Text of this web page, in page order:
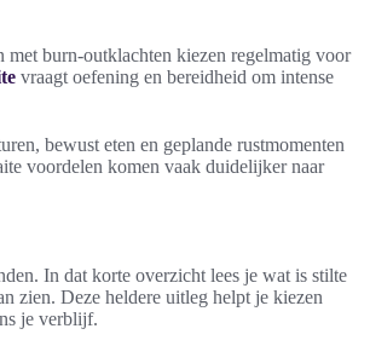
burn-outklachten kiezen regelmatig voor
vraagt oefening en bereidheid om intense
bewust eten en geplande rustmomenten
voordelen komen vaak duidelijker naar
In dat korte overzicht lees je wat is stilte
zien. Deze heldere uitleg helpt je kiezen
je verblijf.